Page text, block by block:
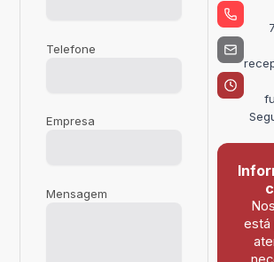
Telefone
Empresa
Mensagem
está